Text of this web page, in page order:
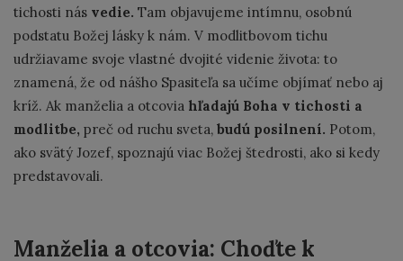
tichosti nás vedie. Tam objavujeme intímnu, osobnú
podstatu Božej lásky k nám. V modlitbovom tichu
udržiavame svoje vlastné dvojité videnie života: to
znamená, že od nášho Spasiteľa sa učíme objímať nebo aj
kríž. Ak manželia a otcovia hľadajú Boha v tichosti a
modlitbe, preč od ruchu sveta, budú posilnení. Potom,
ako svätý Jozef, spoznajú viac Božej štedrosti, ako si kedy
predstavovali.
Manželia a otcovia: Choďte k